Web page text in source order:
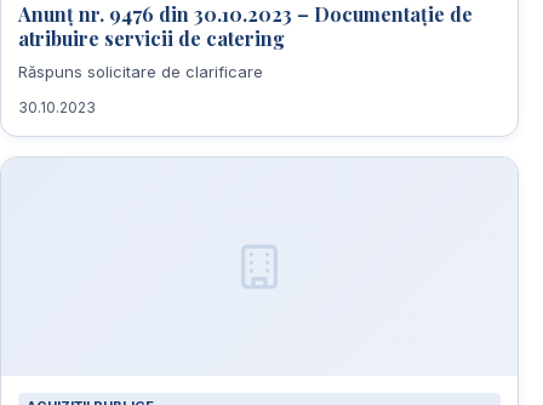
Anunț nr. 9476 din 30.10.2023 – Documentație de
atribuire servicii de catering
Răspuns solicitare de clarificare
30.10.2023